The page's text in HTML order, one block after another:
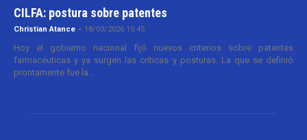
CILFA: postura sobre patentes
Christian Atance - 18/03/2026 15:45
Hoy el gobierno nacional fijó nuevos criterios sobre patentes
farmacéuticas y ya surgen las críticas y posturas. La que se definió
prontamente fue la...